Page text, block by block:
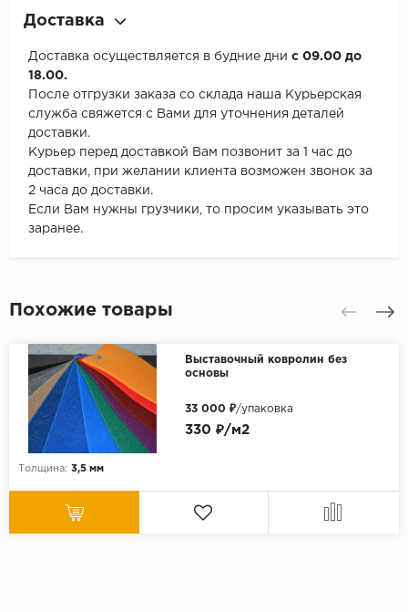
Доставка
Доставка осуществляется в будние дни с 09.00 до
18.00.
После отгрузки заказа со склада наша Курьерская
служба свяжется с Вами для уточнения деталей
доставки.
Курьер перед доставкой Вам позвонит за 1 час до
доставки, при желании клиента возможен звонок за
2 часа до доставки.
Если Вам нужны грузчики, то просим указывать это
заранее.
Похожие товары
Выставочный ковролин без
основы
Толщина: 3,5 мм
330 ₽/м2
33 000 ₽/упаковка